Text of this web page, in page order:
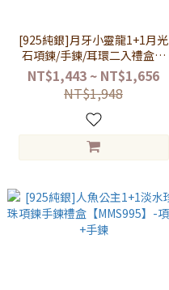
[925純銀]月牙小靈龍1+1月光
石項鍊/手鍊/耳環二入禮盒組
【MMS905】
NT$1,443 ~ NT$1,656
NT$1,948